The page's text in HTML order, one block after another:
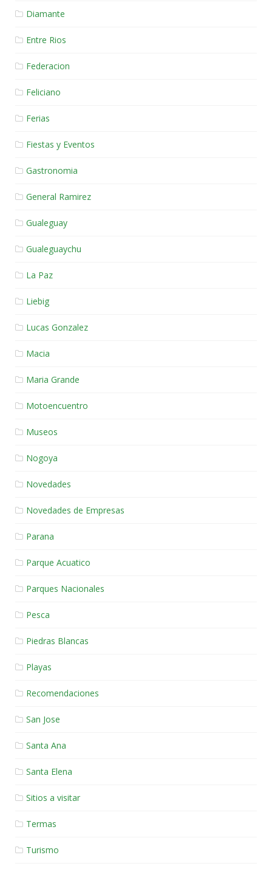
Diamante
Entre Rios
Federacion
Feliciano
Ferias
Fiestas y Eventos
Gastronomia
General Ramirez
Gualeguay
Gualeguaychu
La Paz
Liebig
Lucas Gonzalez
Macia
Maria Grande
Motoencuentro
Museos
Nogoya
Novedades
Novedades de Empresas
Parana
Parque Acuatico
Parques Nacionales
Pesca
Piedras Blancas
Playas
Recomendaciones
San Jose
Santa Ana
Santa Elena
Sitios a visitar
Termas
Turismo